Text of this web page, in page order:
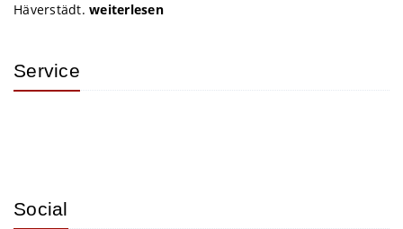
Häverstädt. weiterlesen
Service
Social